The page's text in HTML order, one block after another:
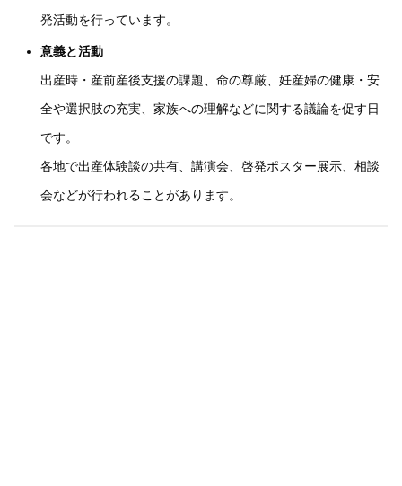
発活動を行っています。
意義と活動
出産時・産前産後支援の課題、命の尊厳、妊産婦の健康・安
全や選択肢の充実、家族への理解などに関する議論を促す日
です。
各地で出産体験談の共有、講演会、啓発ポスター展示、相談
会などが行われることがあります。